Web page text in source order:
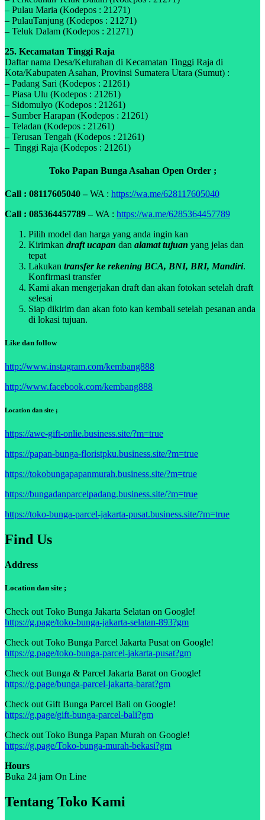
– Pulau Maria (Kodepos : 21271)
– PulauTanjung (Kodepos : 21271)
– Teluk Dalam (Kodepos : 21271)
25. Kecamatan Tinggi Raja
Daftar nama Desa/Kelurahan di Kecamatan Tinggi Raja di
Kota/Kabupaten Asahan, Provinsi Sumatera Utara (Sumut) :
– Padang Sari (Kodepos : 21261)
– Piasa Ulu (Kodepos : 21261)
– Sidomulyo (Kodepos : 21261)
– Sumber Harapan (Kodepos : 21261)
– Teladan (Kodepos : 21261)
– Terusan Tengah (Kodepos : 21261)
– Tinggi Raja (Kodepos : 21261)
Toko Papan Bunga Asahan Open Order ;
Call : 08117605040 –WA : https://wa.me/628117605040
Call : 085364457789 –WA : https://wa.me/6285364457789
Pilih model dan harga yang anda ingin kan
Kirimkan draft ucapan dan alamat tujuan yang jelas dan
tepat
Lakukan transfer ke rekening BCA, BNI, BRI, Mandiri.
Konfirmasi transfer
Kami akan mengerjakan draft dan akan fotokan setelah draft
selesai
Siap dikirim dan akan foto kan kembali setelah pesanan anda
di lokasi tujuan.
Like dan follow
http://www.instagram.com/kembang888
http://www.facebook.com/kembang888
Location dan site ;
https://awe-gift-onlie.business.site/?m=true
https://papan-bunga-floristpku.business.site/?m=true
https://tokobungapapanmurah.business.site/?m=true
https://bungadanparcelpadang.business.site/?m=true
https://toko-bunga-parcel-jakarta-pusat.business.site/?m=true
Find Us
Address
Location dan site ;
Check out Toko Bunga Jakarta Selatan on Google!
https://g.page/toko-bunga-jakarta-selatan-893?gm
Check out Toko Bunga Parcel Jakarta Pusat on Google!
https://g.page/toko-bunga-parcel-jakarta-pusat?gm
Check out Bunga & Parcel Jakarta Barat on Google!
https://g.page/bunga-parcel-jakarta-barat?gm
Check out Gift Bunga Parcel Bali on Google!
https://g.page/gift-bunga-parcel-bali?gm
Check out Toko Bunga Papan Murah on Google!
https://g.page/Toko-bunga-murah-bekasi?gm
Hours
Buka 24 jam On Line
Tentang Toko Kami